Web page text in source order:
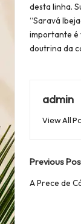
desta linha.
“Saravá
importante é
doutrina da
admin
View All
Post
Previous
A Prece de